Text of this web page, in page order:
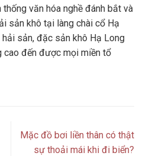
thống văn hóa nghề đánh bắt và
sản khô tại làng chài cổ Hạ
sản, đặc sản khô Hạ Long
cao đến được mọi miền tổ
Mặc đồ bơi liền thân có thật
sự thoải mái khi đi biển?